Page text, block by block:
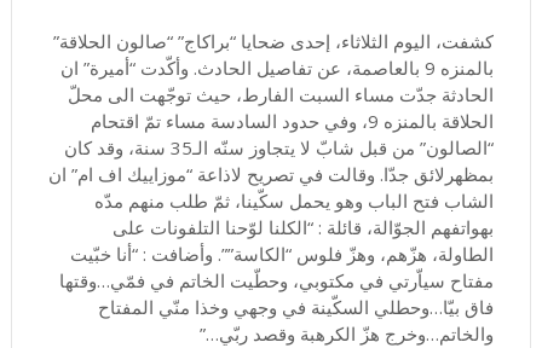
كشفت، اليوم الثلاثاء، إحدى ضحايا “براكاج” “صالون الحلاقة”
بالمنزه 9 بالعاصمة، عن تفاصيل الحادث. وأكّدت “أميرة” ان
الحادثة جدّت مساء السبت الفارط، حيث توجّهت الى محلّ
الحلاقة بالمنزه 9، وفي حدود السادسة مساء تمّ اقتحام
“الصالون” من قبل شابّ لا يتجاوز سنّه الـ35 سنة، وقد كان
بمظهرلائق جدّا. وقالت في تصريح لاذاعة “موزاييك اف ام” ان
الشاب فتح الباب وهو يحمل سكّينا، ثمّ طلب منهم مدّه
بهواتفهم الجوّالة، قائلة : “الكلنا لوّحنا التلفونات على
الطاولة، هزّهم، وهزّ فلوس “الكاسة””. وأضافت : “أنا خبّيت
مفتاح سياّرتي في مكتوبي، وحطّيت الخاتم في فمّي…وقتها
فاق بيّا…وحطلي السكّينة في وجهي وخذا منّي المفتاح
والخاتم…وخرج هزّ الكرهبة وقصد ربّي…”